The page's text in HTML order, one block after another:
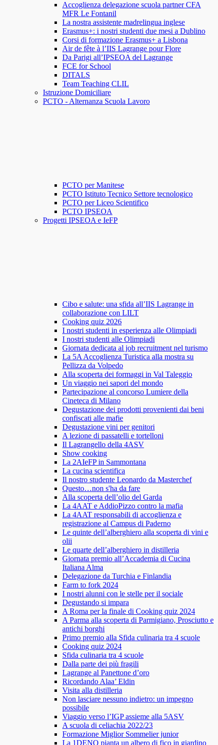
Accoglienza delegazione scuola partner CFA
MFR Le Fontanil
La nostra assistente madrelingua inglese
Erasmus+: i nostri studenti due mesi a Dublino
Corsi di formazione Erasmus+ a Lisbona
Air de fête à l’IIS Lagrange pour Flore
Da Parigi all’IPSEOA del Lagrange
FCE for School
DITALS
Team Teaching CLIL
Istruzione Domiciliare
PCTO - Alternanza Scuola Lavoro
PCTO per Manitese
PCTO Istituto Tecnico Settore tecnologico
PCTO per Liceo Scientifico
PCTO IPSEOA
Progetti IPSEOA e IeFP
Cibo e salute: una sfida all’IIS Lagrange in
collaborazione con LILT
Cooking quiz 2026
I nostri studenti in esperienza alle Olimpiadi
I nostri studenti alle Olimpiadi
Giornata dedicata al job recruitment nel turismo
La 5A Accoglienza Turistica alla mostra su
Pellizza da Volpedo
Alla scoperta dei formaggi in Val Taleggio
Un viaggio nei sapori del mondo
Partecipazione al concorso Lumiere della
Cineteca di Milano
Degustazione dei prodotti provenienti dai beni
confiscati alle mafie
Degustazione vini per genitori
A lezione di passatelli e tortelloni
Il Lagrangello della 4ASV
Show cooking
La 2AIeFP in Sammontana
La cucina scientifica
Il nostro studente Leonardo da Masterchef
Questo…non s'ha da fare
Alla scoperta dell’olio del Garda
La 4AAT e AddioPizzo contro la mafia
La 4AAT responsabili di accoglienza e
registrazione al Campus di Paderno
Le quinte dell’alberghiero alla scoperta di vini e
olii
Le quarte dell’alberghiero in distilleria
Giornata premio all’Accademia di Cucina
Italiana Alma
Delegazione da Turchia e Finlandia
Farm to fork 2024
I nostri alunni con le stelle per il sociale
Degustando si impara
A Roma per la finale di Cooking quiz 2024
A Parma alla scoperta di Parmigiano, Prosciutto e
antichi borghi
Primo premio alla Sfida culinaria tra 4 scuole
Cooking quiz 2024
Sfida culinaria tra 4 scuole
Dalla parte dei più fragili
Lagrange al Panettone d’oro
Ricordando Alaa’ Eldin
Visita alla distilleria
Non lasciare nessuno indietro: un impegno
possibile
Viaggio verso l’IGP assieme alla 5ASV
A scuola di celiachia 2022/23
Formazione Miglior Sommelier junior
La 1DENO pianta un albero di fico in giardino